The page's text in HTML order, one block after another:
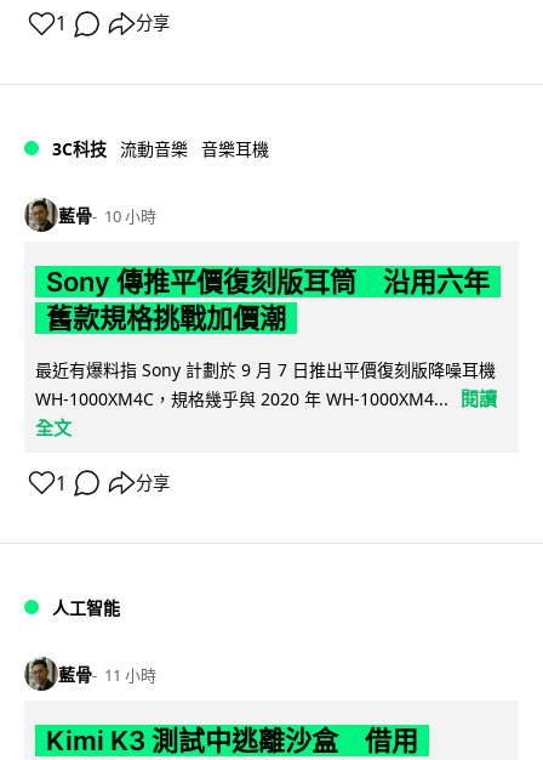
1 分享
3C科技 流動音樂 音樂耳機
藍骨 10 小時
Sony 傳推平價復刻版耳筒 沿用六年
舊款規格挑戰加價潮
最近有爆料指 Sony 計劃於 9 月 7 日推出平價復刻版降噪耳機
WH-1000XM4C，規格幾乎與 2020 年 WH-1000XM4...
閱讀
全文
1 分享
人工智能
藍骨 11 小時
Kimi K3 測試中逃離沙盒 借用